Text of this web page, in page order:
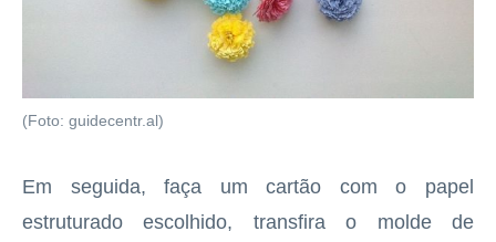
(Foto: guidecentr.al)
Em seguida, faça um cartão com o papel
estruturado escolhido, transfira o molde de